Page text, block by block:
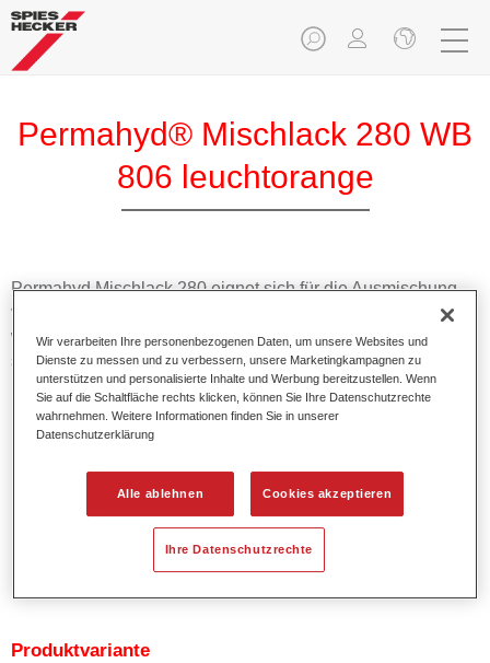
Permahyd® Mischlack 280 WB
806 leuchtorange
Permahyd Mischlack 280 eignet sich für die Ausmischung
von Permahyd Perlmutt Basislack 285, einem hochwertigen
wasserverdünnbaren Basislacksystem. Es basiert auf einer
speziellen PU-Dispersionstechnologie für Uni- und
Effektlackierungen.
Produktmerkmale
1,5 Spritzgängen.
Bietet ein gutes Standvermögen.
Verfügt über ein hohes Deckvermögen.
Besitzt eine hohe Farbtongenauigkeit.
Produktvariante
Wir verarbeiten Ihre personenbezogenen Daten, um unsere Websites und
Dienste zu messen und zu verbessern, unsere Marketingkampagnen zu
unterstützen und personalisierte Inhalte und Werbung bereitzustellen. Wenn
Sie auf die Schaltfläche rechts klicken, können Sie Ihre Datenschutzrechte
wahrnehmen. Weitere Informationen finden Sie in unserer
Datenschutzerklärung
Alle ablehnen Cookies akzeptieren
Ihre Datenschutzrechte